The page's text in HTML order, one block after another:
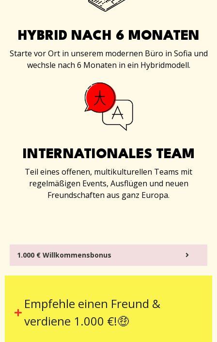
HYBRID NACH 6 MONATEN
Starte vor Ort in unserem modernen Büro in Sofia und
wechsle nach 6 Monaten in ein Hybridmodell.
INTERNATIONALES TEAM
Teil eines offenen, multikulturellen Teams mit
regelmäßigen Events, Ausflügen und neuen
Freundschaften aus ganz Europa.
1.000 € Willkommensbonus
Empfehle einen Freund &
verdiene 1.000 €!🤑